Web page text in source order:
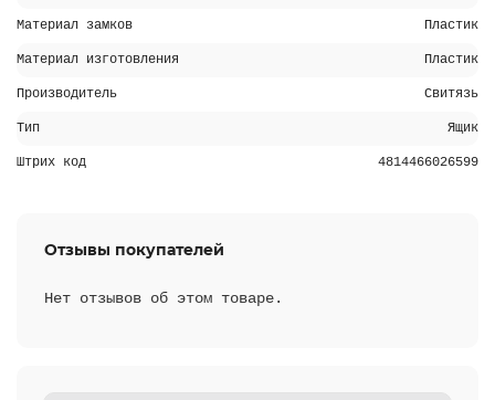
Материал замков Пластик
Материал изготовления Пластик
Производитель Свитязь
Тип Ящик
Штрих код 4814466026599
Отзывы покупателей
Нет отзывов об этом товаре.